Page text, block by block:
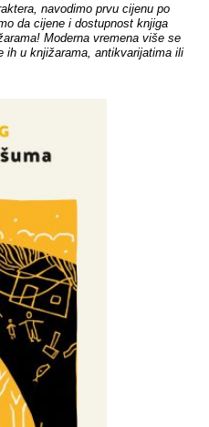
navodimo prvu cijenu po
da cijene i dostupnost knjiga
Moderna vremena više se
ih u knjižarama, antikvarijatima ili